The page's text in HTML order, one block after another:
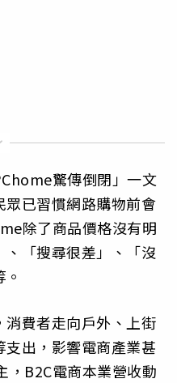
驚傳倒閉」一文
已習慣網路購物前會
除了商品價格沒有明
「搜尋很差」、「沒
費者走向戶外、上街
出，影響電商產業甚
，B2C電商本業營收動